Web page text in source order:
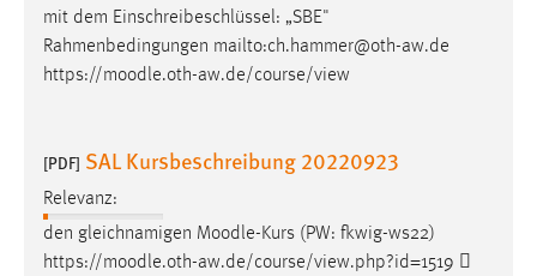
mit dem Einschreibeschlüssel: „SBE"
Rahmenbedingungen mailto:ch.hammer@oth-aw.de
https://moodle.oth-aw.de/course/view
[PDF] SAL Kursbeschreibung 20220923
Relevanz:
den gleichnamigen Moodle-Kurs (PW: fkwig-ws22)
https://moodle.oth-aw.de/course/view.php?id=1519 